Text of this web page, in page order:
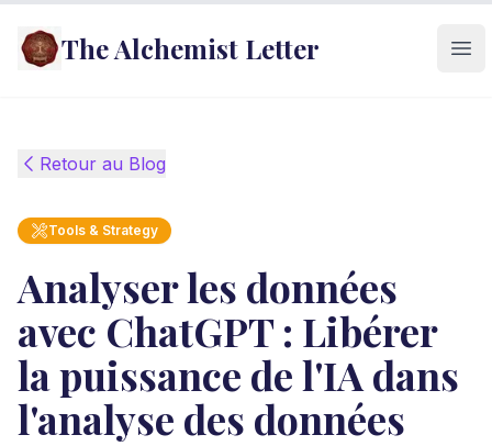
The Alchemist Letter
Retour au Blog
Tools & Strategy
Analyser les données
avec ChatGPT : Libérer
la puissance de l'IA dans
l'analyse des données